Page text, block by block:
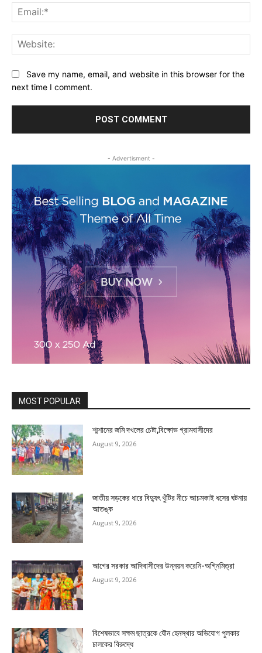
Save my name, email, and website in this browser for the
next time I comment.
- Advertisment -
MOST POPULAR
শ্মশানের জমি দখলের চেষ্টা,বিক্ষোভ গ্রামবাসীদের
August 9, 2026
জাতীয় সড়কের ধারে বিদ্যুৎ খুঁটির নীচে আচমকাই ধসের ঘটনায়
আতঙ্ক
August 9, 2026
আগের সরকার আদিবাসীদের উন্নয়ন করেনি-অগ্নিমিত্রা
August 9, 2026
বিশেষভাবে সক্ষম ছাত্রকে যৌন হেনস্থার অভিযোগ পুলকার
চালকের বিরুদ্ধে